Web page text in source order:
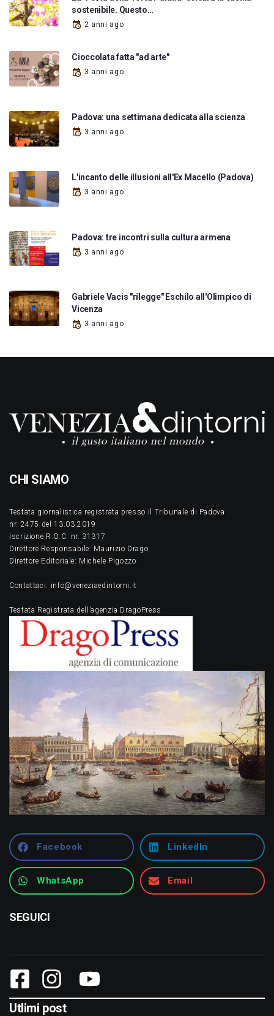
sostenibile. Questo…
2 anni ago
Cioccolata fatta "ad arte"
3 anni ago
Padova: una settimana dedicata alla scienza
3 anni ago
L'incanto delle illusioni all'Ex Macello (Padova)
3 anni ago
Padova: tre incontri sulla cultura armena
3 anni ago
Gabriele Vacis "rilegge" Eschilo all'Olimpico di
Vicenza
3 anni ago
CHI SIAMO
Testata giornalistica registrata presso il Tribunale di Padova
nr. 2475 del 13.03.2019
Iscrizione R.O.C. nr. 31317
Direttore Responsabile: Maurizio Drago
Direttore Editoriale: Michele Pigozzo
Contattaci: info@veneziaedintorni.it
Testata Registrata dell’agenzia DragoPress
Facebook LinkedIn
WhatsApp Email
SEGUICI
Utlimi post